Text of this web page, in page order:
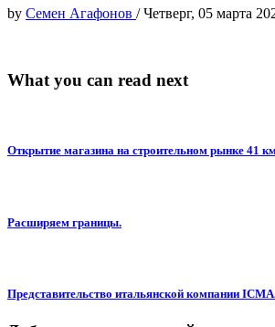
by Семен Агафонов /Четверг, 05 марта
What you can read next
Открытие магазина на строительном рынке 41
Расширяем границы.
Представительство итальянской компании